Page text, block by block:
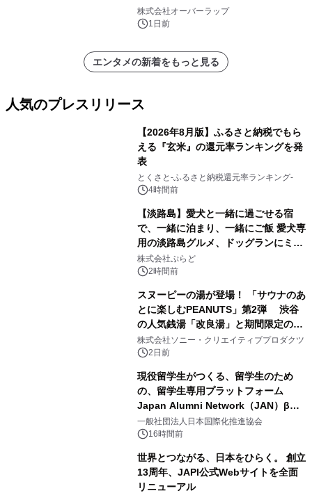
株式会社オーバーラップ
1日前
エンタメの新着をもっと見る
人気のプレスリリース
【2026年8月版】ふるさと納税でもら
える『玄米』の還元率ランキングを発
表
とくさと-ふるさと納税還元率ランキング-
4時間前
【淡路島】愛犬と一緒に過ごせる宿
で、一緒に泊まり、一緒にご飯 愛犬専
用の淡路島グルメ、ドッグランにミニ
プール グランピングとトレーラーハウ
スの2施設で
株式会社ぷらど
2時間前
スヌーピーの湯が登場！ 「サウナのあ
とに楽しむPEANUTS」第2弾 渋谷
の人気銭湯「改良湯」と期間限定のコ
ラボレーション サウナイキタイコラ
ボグッズも発売決定！
株式会社ソニー・クリエイティブプロダクツ
2日前
現役留学生がつくる、留学生のため
の、留学生専用プラットフォーム
Japan Alumni Network（JAN）β版
をリリース
一般社団法人日本国際化推進協会
16時間前
世界とつながる、日本をひらく。 創立
13周年、JAPI公式Webサイトを全面
リニューアル